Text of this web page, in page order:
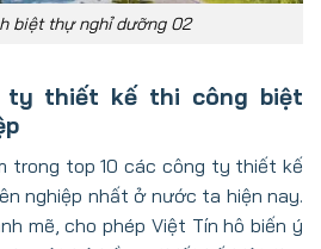
biệt thự nghỉ dưỡng 02
ty thiết kế thi công biệt
trong top 10 các công ty thiết kế
nghiệp nhất ở nước ta hiện nay.
mẽ, cho phép Việt Tín hô biến ý